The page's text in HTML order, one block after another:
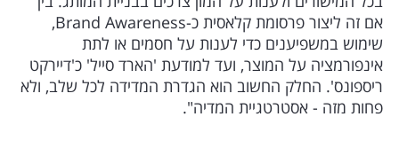
אם זה ליצור פרסומת קלאסית כ-Brand Awareness,
שימוש במשפיענים כדי לענות על חסמים או לתת
אינפורמציה על המוצר, ועד למודעת 'הארד סייל' כ'דיירקט
ריספונס'. החלק החשוב הוא הגדרת המדידה לכל שלב, ולא
פחות מזה - אסטרטגיית המדיה".